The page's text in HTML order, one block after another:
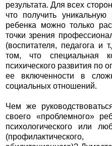
результата. Для всех
что получить
ребенка можно только
точки зрения
(воспитателя, педагога и
том, что специальная
психического развития
ее включенности в
социальных отношений.
Чем же
своего «проблемного»
психологического или